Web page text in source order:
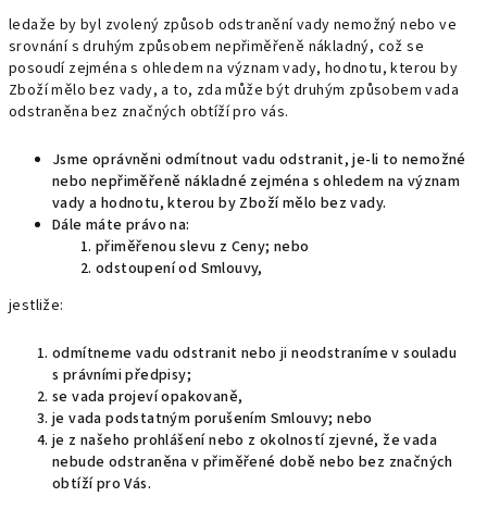
ledaže by byl zvolený způsob odstranění vady nemožný nebo ve
srovnání s druhým způsobem nepřiměřeně nákladný, což se
posoudí zejména s ohledem na význam vady, hodnotu, kterou by
Zboží mělo bez vady, a to, zda může být druhým způsobem vada
odstraněna bez značných obtíží pro vás.
Jsme oprávněni odmítnout vadu odstranit, je-li to nemožné
nebo nepřiměřeně nákladné zejména s ohledem na význam
vady a hodnotu, kterou by Zboží mělo bez vady.
Dále máte právo na:
přiměřenou slevu z Ceny; nebo
odstoupení od Smlouvy,
jestliže:
odmítneme vadu odstranit nebo ji neodstraníme v souladu
s právními předpisy;
se vada projeví opakovaně,
je vada podstatným porušením Smlouvy; nebo
je z našeho prohlášení nebo z okolností zjevné, že vada
nebude odstraněna v přiměřené době nebo bez značných
obtíží pro Vás.